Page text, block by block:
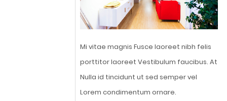
Mi vitae magnis Fusce laoreet nibh felis
porttitor laoreet Vestibulum faucibus. At
Nulla id tincidunt ut sed semper vel
Lorem condimentum ornare.